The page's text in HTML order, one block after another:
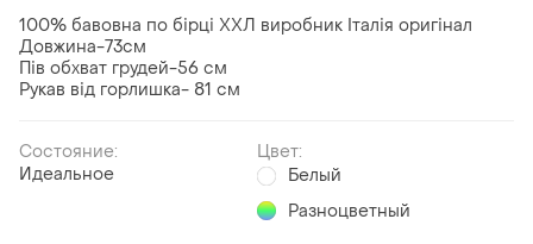
100% бавовна по бірці ХХЛ виробник Італія оригінал
Довжина-73см
Пів обхват грудей-56 см
Рукав від горлишка- 81 см
Состояние:
Идеальное
Цвет:
Белый
Разноцветный